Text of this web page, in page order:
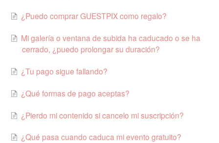
¿Puedo comprar GUESTPIX como regalo?
Mi galería o ventana de subida ha caducado o se ha
cerrado, ¿puedo prolongar su duración?
¿Tu pago sigue fallando?
¿Qué formas de pago aceptas?
¿Pierdo mi contenido si cancelo mi suscripción?
¿Qué pasa cuando caduca mi evento gratuito?